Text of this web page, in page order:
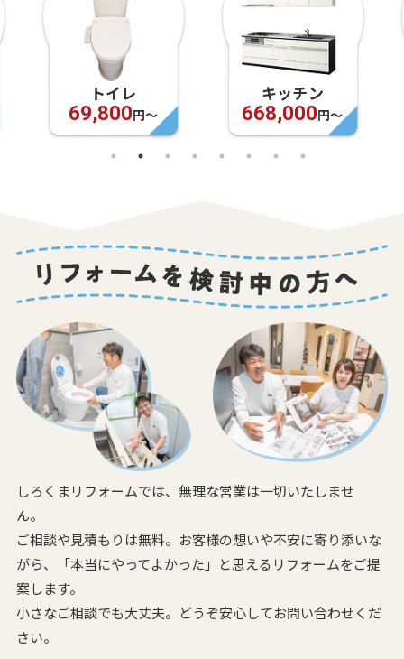
キッチン
668,000円〜
お風呂
948,000円〜
しろくまリフォームでは、無理な営業は一切いたしませ
ん。
ご相談や見積もりは無料。お客様の想いや不安に寄り添いな
がら、
「本当にやってよかった」と思えるリフォームをご提
案します。
小さなご相談でも大丈夫。どうぞ安心してお問い合わせくだ
さい。